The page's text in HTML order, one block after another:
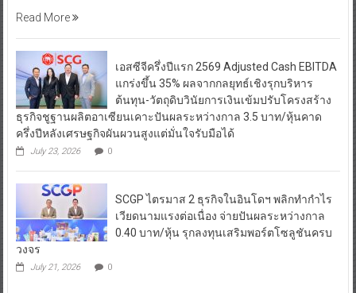
Read More
เอสซีจีครึ่งปีแรก 2569 Adjusted Cash EBITDA
แกร่งขึ้น 35% ผลจากกลยุทธ์เชิงรุกบริหาร
ต้นทุน-วัตถุดิบวินัยการเงินเข้มปรับโครงสร้าง
ธุรกิจชูฐานผลิตอาเซียนเคาะปันผลระหว่างกาล 3.5 บาท/หุ้นคาด
ครึ่งปีหลังเศรษฐกิจผันผวนสูงแต่มั่นใจรับมือได้
July 23, 2026 0
SCGP ไตรมาส 2 ธุรกิจในอินโดฯ พลิกทำกำไร
เวียดนามแรงต่อเนื่อง จ่ายปันผลระหว่างกาล
0.40 บาท/หุ้น รุกลงทุนเสริมพอร์ตโซลูชันครบ
วงจร
July 21, 2026 0